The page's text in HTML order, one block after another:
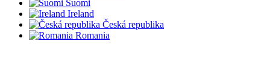
Suomi
Ireland
Česká republika
Romania